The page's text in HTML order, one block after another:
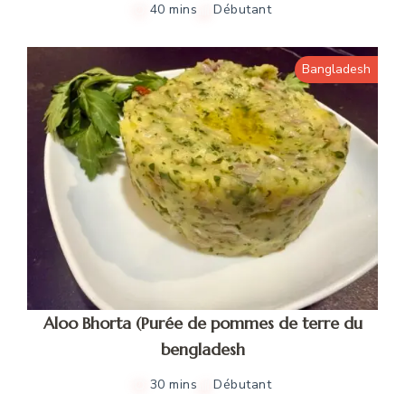
40 mins Débutant
Bangladesh
Aloo Bhorta (Purée de pommes de terre du
bengladesh
30 mins Débutant